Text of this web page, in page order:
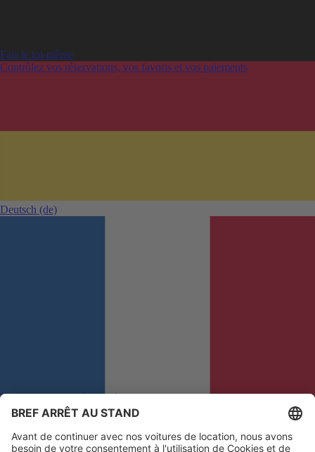
Deutsch (de)
Français (fr)
Fais le toi-même
Contrôlez vos réservations, vos favoris et vos paiements
Commentaires et réclamations
Afin que nous puissions améliorer votre expérience